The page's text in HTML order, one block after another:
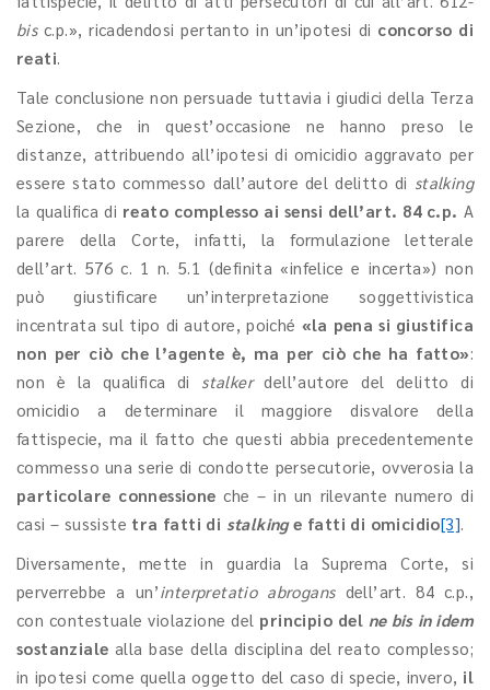
bisc.p.», ricadendosi pertanto in un’ipotesi di concorso di
reati.
Tale conclusione non persuade tuttavia i giudici della Terza
Sezione, che in quest’occasione ne hanno preso le
distanze, attribuendo all’ipotesi di omicidio aggravato per
essere stato commesso dall’autore del delitto di stalking
la qualifica di reato complesso ai sensi dell’art. 84 c.p. A
parere della Corte, infatti, la formulazione letterale
dell’art. 576 c. 1 n. 5.1 (definita «infelice e incerta») non
può giustificare un’interpretazione soggettivistica
incentrata sul tipo di autore, poiché «la pena si giustifica
non per ciò che l’agente è, ma per ciò che ha fatto»:
non è la qualifica di stalkerdell’autore del delitto di
omicidio a determinare il maggiore disvalore della
fattispecie, ma il fatto che questi abbia precedentemente
commesso una serie di condotte persecutorie, ovverosia la
particolare connessione che – in un rilevante numero di
casi – sussiste tra fatti di stalkinge fatti di omicidio[3].
Diversamente, mette in guardia la Suprema Corte, si
perverrebbe a un’interpretatio abrogans dell’art. 84 c.p.,
con contestuale violazione del principio del ne bis in idem
sostanziale alla base della disciplina del reato complesso;
in ipotesi come quella oggetto del caso di specie, invero, il